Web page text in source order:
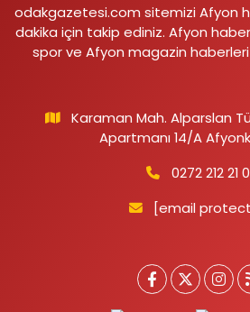
odakgazetesi.com sitemizi Afyon
dakika için takip ediniz. Afyon
spor ve Afyon magazin
Karaman Mah. Alparslan
Apartmanı 14/A
0272 212 21
[email